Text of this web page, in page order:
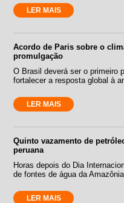
LER MAIS
Acordo de Paris sobre o
promulgação
O Brasil deverá ser o primeiro
fortalecer a resposta global à
LER MAIS
Quinto vazamento de
peruana
Horas depois do Dia
de fontes de água da
LER MAIS